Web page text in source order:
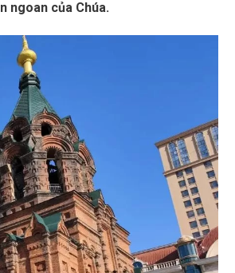
ngoan của Chúa.